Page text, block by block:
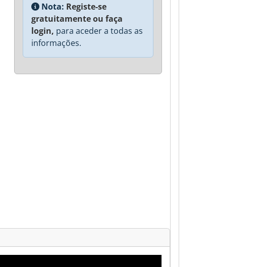
Nota: Registe-se
gratuitamente ou faça
login, para aceder a todas as
informações.